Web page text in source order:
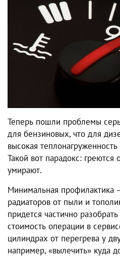
Теперь пошли проблемы
для бензиновых, что для
высокая
Такой вот парадокс: греются
умирают.
Минимальная профилактика
радиаторов от пыли и
придется частично
стоимость операции в
цилиндрах от перегрева у
например, «вылечить» куда